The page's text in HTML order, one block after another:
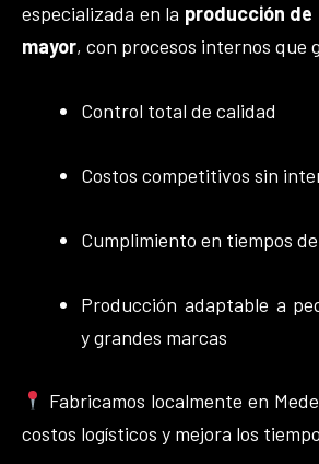
especializada en la producción
mayor, con procesos internos que
Control total de calidad
Costos competitivos sin
Cumplimiento en tiempos
Producción adaptable a
y grandes marcas
Fabricamos localmente en
costos logísticos y mejora los